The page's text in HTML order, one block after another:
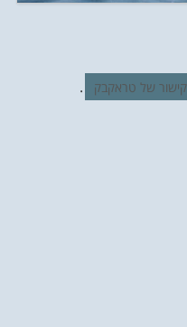
קישור של טראקבק .